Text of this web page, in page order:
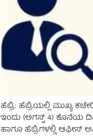
ಹೆಬ್ರಿ: ಹೆಬ್ರಿಯಲ್ಲಿ ಮುಖ್ಯ
ಇಂದು (ಅಗಸ್ಟ್ 4) ಕೊನೆಯ
ಹಾಗೂ ಹೆಬ್ರಿಗಳಲ್ಲಿ ಆಫೀಸ್